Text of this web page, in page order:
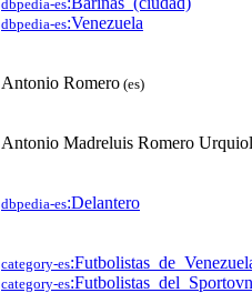
dbpedia-es
dbpedia-es:Venezuela
Antonio Romero (es)
Antonio Madreluis Romero
dbpedia-es:Delantero
category-es
category-es